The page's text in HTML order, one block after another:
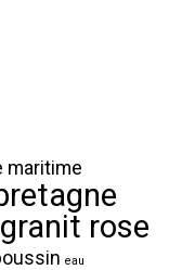
maritime
rose
eau